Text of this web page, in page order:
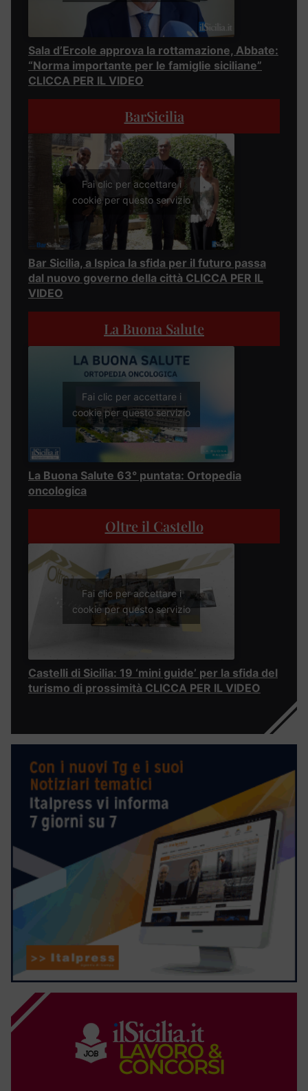
Sala d’Ercole approva la rottamazione, Abbate:
“Norma importante per le famiglie siciliane”
CLICCA PER IL VIDEO
BarSicilia
Fai clic per accettare i
cookie per questo servizio
Bar Sicilia, a Ispica la sfida per il futuro passa
dal nuovo governo della città CLICCA PER IL
VIDEO
La Buona Salute
Fai clic per accettare i
cookie per questo servizio
La Buona Salute 63° puntata: Ortopedia
oncologica
Oltre il Castello
Fai clic per accettare i
cookie per questo servizio
Castelli di Sicilia: 19 ‘mini guide’ per la sfida del
turismo di prossimità CLICCA PER IL VIDEO